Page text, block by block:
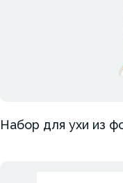
Набор для ухи из